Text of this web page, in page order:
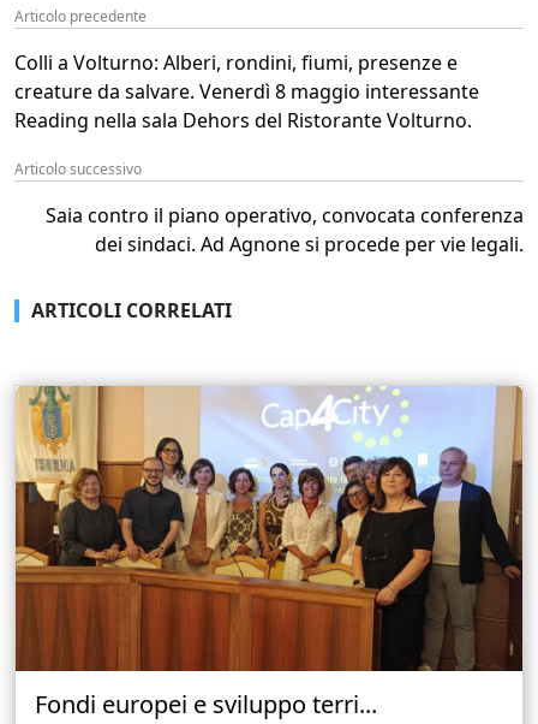
Articolo precedente
Colli a Volturno: Alberi, rondini, fiumi, presenze e
creature da salvare. Venerdì 8 maggio interessante
Reading nella sala Dehors del Ristorante Volturno.
Articolo successivo
Saia contro il piano operativo, convocata conferenza
dei sindaci. Ad Agnone si procede per vie legali.
ARTICOLI CORRELATI
Fondi europei e sviluppo terri...